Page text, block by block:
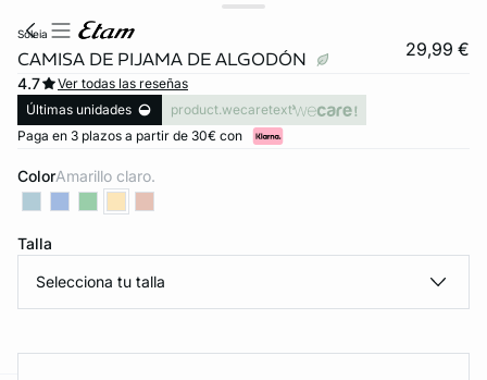
soleia
CAMISA DE PIJAMA DE ALGODÓN 29,99 €
4.7
Ver todas las reseñas
Últimas unidades
product.wecaretext
Paga en 3 plazos a partir de 30€ con
Color amarillo claro.
Talla
Selecciona tu talla